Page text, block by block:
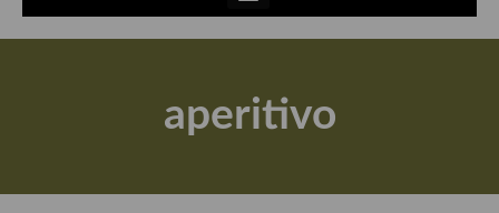
Actualidad y recomendaciones
Apuntes, estudios sobre temas interesantes e importantes
aperitivo